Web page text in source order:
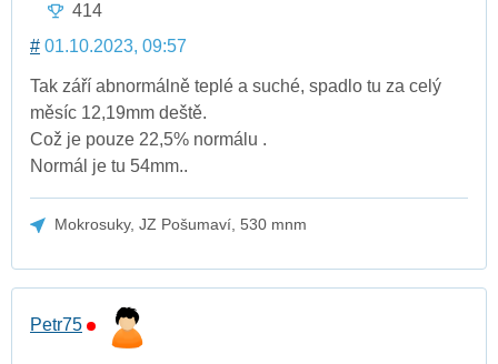
414
# 01.10.2023, 09:57
Tak září abnormálně teplé a suché, spadlo tu za celý
měsíc 12,19mm deště.
Což je pouze 22,5% normálu .
Normál je tu 54mm..
Mokrosuky, JZ Pošumaví, 530 mnm
Petr75